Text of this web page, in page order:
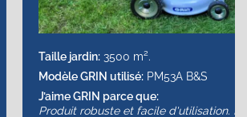
PM53A B&S
que:
et facile d'utilisation. Pas d'herbe à